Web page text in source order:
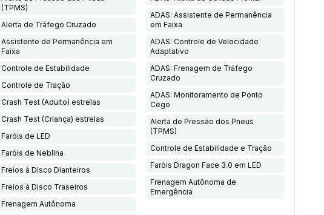
(TPMS)
Alerta de Tráfego Cruzado
Assistente de Permanência em
Faixa
Controle de Estabilidade
Controle de Tração
Crash Test (Adulto) estrelas
Crash Test (Criança) estrelas
Faróis de LED
Faróis de Neblina
Freios à Disco Dianteiros
Freios à Disco Traseiros
Frenagem Autônoma
ADAS: Assistente de Permanência
em Faixa
ADAS: Controle de Velocidade
Adaptativo
ADAS: Frenagem de Tráfego
Cruzado
ADAS: Monitoramento de Ponto
Cego
Alerta de Pressão dos Pneus
(TPMS)
Controle de Estabilidade e Tração
Faróis Dragon Face 3.0 em LED
Frenagem Autônoma de
Emergência